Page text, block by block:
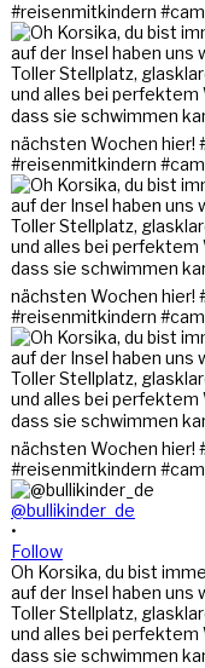
@bullikinder_de
•
Follow
Oh Korsika, du bist
auf der Insel haben uns
Toller Stellplatz,
und alles bei perfektem
dass sie schwimmen